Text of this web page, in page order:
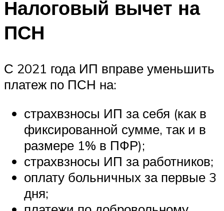
Налоговый вычет на
ПСН
С 2021 года ИП вправе уменьшить
платеж по ПСН на:
страхвзносы ИП за себя (как в
фиксированной сумме, так и в
размере 1% в ПФР);
страхвзносы ИП за работников;
оплату больничных за первые 3
дня;